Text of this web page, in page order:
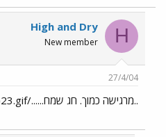
H
High and Dry
New member
27/4/04
..מרגישה כמוך. חג שמח....../images/Emo23.gif